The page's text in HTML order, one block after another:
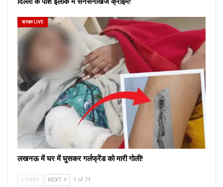
क्राइम LIVE
लखनऊ में घर में घुसकर गर्लफ्रेंड को मारी गोली!
PREV NEXT 1 of 71